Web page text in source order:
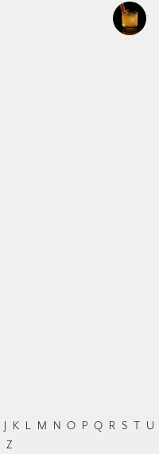
J K L M N O P Q R S T U
Z